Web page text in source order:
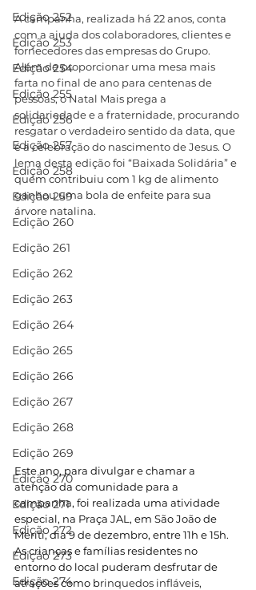
Edição 252
Edição 253
Edição 254
Edição 255
Edição 256
Edição 257
Edição 258
Edição 259
Edição 260
Edição 261
Edição 262
Edição 263
Edição 264
Edição 265
Edição 266
Edição 267
Edição 268
Edição 269
Edição 270
Edição 271
Edição 272
Edição 273
Edição 274
A campanha, realizada há 22 anos, conta
com a ajuda dos colaboradores, clientes e
fornecedores das empresas do Grupo.
Além de proporcionar uma mesa mais
farta no final de ano para centenas de
pessoas, o Natal Mais prega a
solidariedade e a fraternidade, procurando
resgatar o verdadeiro sentido da data, que
é a celebração do nascimento de Jesus. O
lema desta edição foi “Baixada Solidária” e
quem contribuiu com 1 kg de alimento
ganhou uma bola de enfeite para sua
árvore natalina.
Este ano, para divulgar e chamar a
atenção da comunidade para a
campanha, foi realizada uma atividade
especial, na Praça JAL, em São João de
Meriti, dia 9 de dezembro, entre 11h e 15h.
As crianças e famílias residentes no
entorno do local puderam desfrutar de
atrações como brinquedos infláveis,